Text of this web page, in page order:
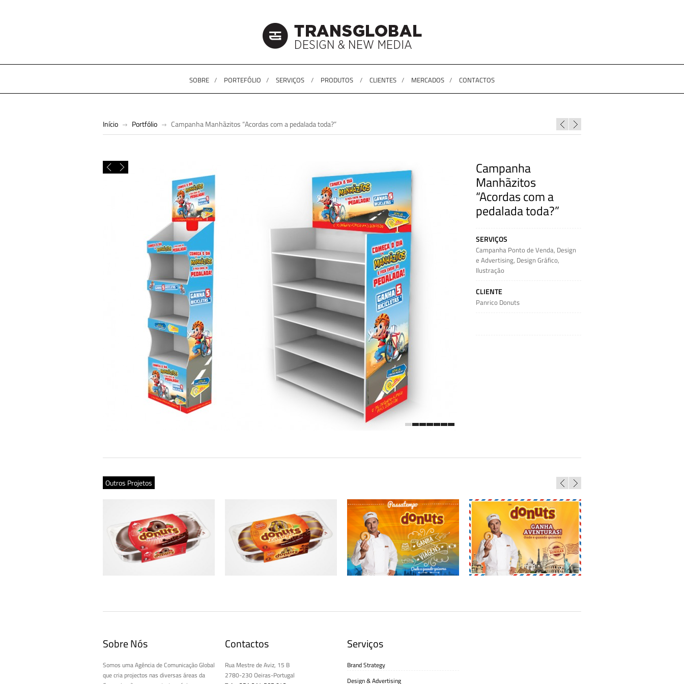
SOBRE PORTEFÓLIO SERVIÇOS PRODUTOS CLIENTES MERCADOS CONTACTOS
Início Portfólio Campanha Manhãzitos “Acordas com a pedalada toda?”
Campanha
Manhãzitos
“Acordas com a
pedalada toda?”
SERVIÇOS
Campanha Ponto de Venda, Design
e Advertising, Design Gráfico,
Ilustração
CLIENTE
Panrico Donuts
Outros Projetos
Sobre Nós
Somos uma Agência de Comunicação Global
que cria projectos nas diversas áreas da
Contactos
Rua Mestre de Aviz, 15 B
2780-230 Oeiras-Portugal
Serviços
Brand Strategy
Design & Advertising